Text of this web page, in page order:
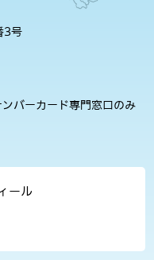
3号
バーカード専門窓口のみ
ール